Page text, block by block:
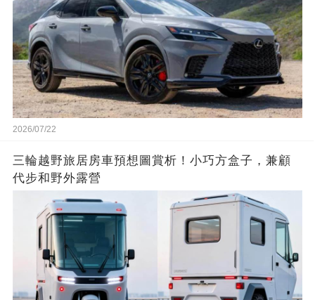
2026/07/22
三輪越野旅居房車預想圖賞析！小巧方盒子，兼顧
代步和野外露營